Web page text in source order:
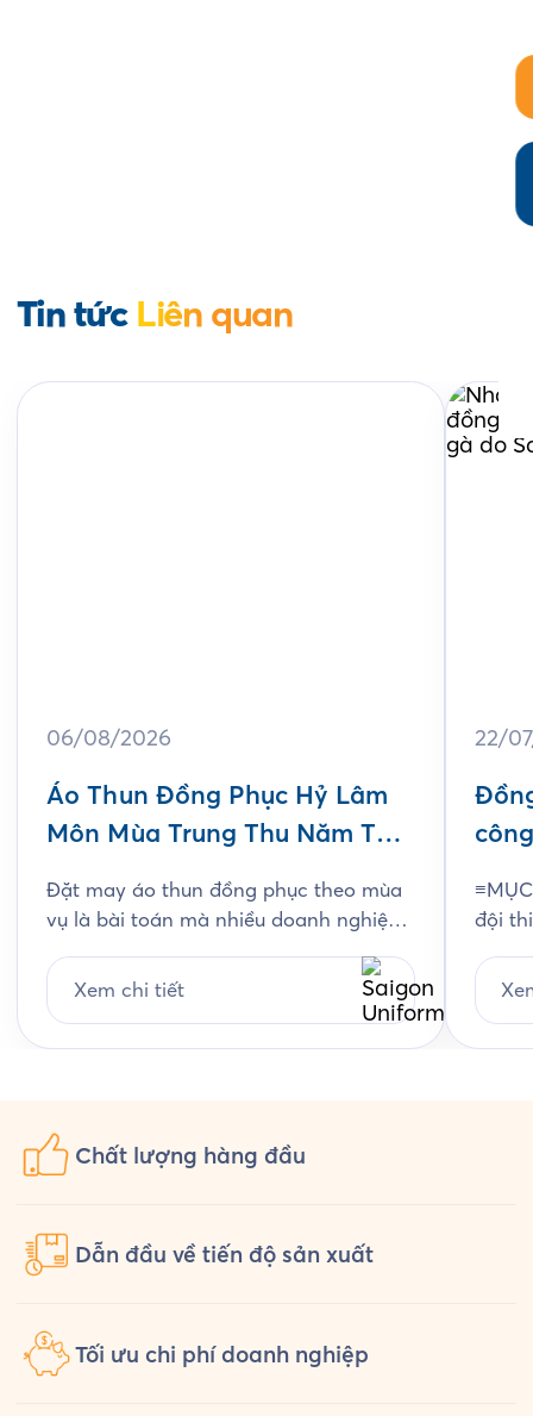
Tin tức Liên quan
06/08/2026
Áo Thun Đồng Phục Hỷ Lâm
Môn Mùa Trung Thu Năm Thứ
Đặt may áo thun đồng phục theo mùa
vụ là bài toán mà nhiều doanh nghiệp
Hỷ Lâm Môn cũng vậy. Cứ đến hẹn lại
lên, mỗi năm khi mùa bánh Trung Thu
Xem chi tiết
22/
đội
thiết
chi
Chất lượng hàng đầu
Dẫn đầu về tiến độ sản xuất
Tối ưu chi phí doanh nghiệp